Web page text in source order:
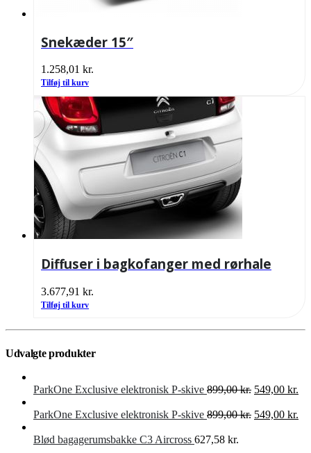
Snekæder 15″
1.258,01 kr.
Tilføj til kurv
Diffuser i bagkofanger med rørhale
3.677,91 kr.
Tilføj til kurv
Udvalgte produkter
ParkOne Exclusive elektronisk P-skive 899,00kr. Den
pris
549,00 kr.
ParkOne Exclusive elektronisk P-skive 899,00kr. Den
549,00 kr.
Blød bagagerumsbakke C3 Aircross 627,58 kr.